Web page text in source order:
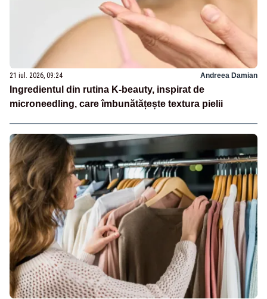
21 iul. 2026, 09:24 Andreea Damian
Ingredientul din rutina K-beauty, inspirat de
microneedling, care îmbunătățește textura pielii